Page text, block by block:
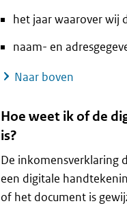
het jaar waarover wij
naam- en
Naar boven
Hoe weet ik of de
is?
De inkomensverklaring
een digitale
of het document is